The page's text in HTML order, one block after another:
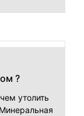
?
утолить